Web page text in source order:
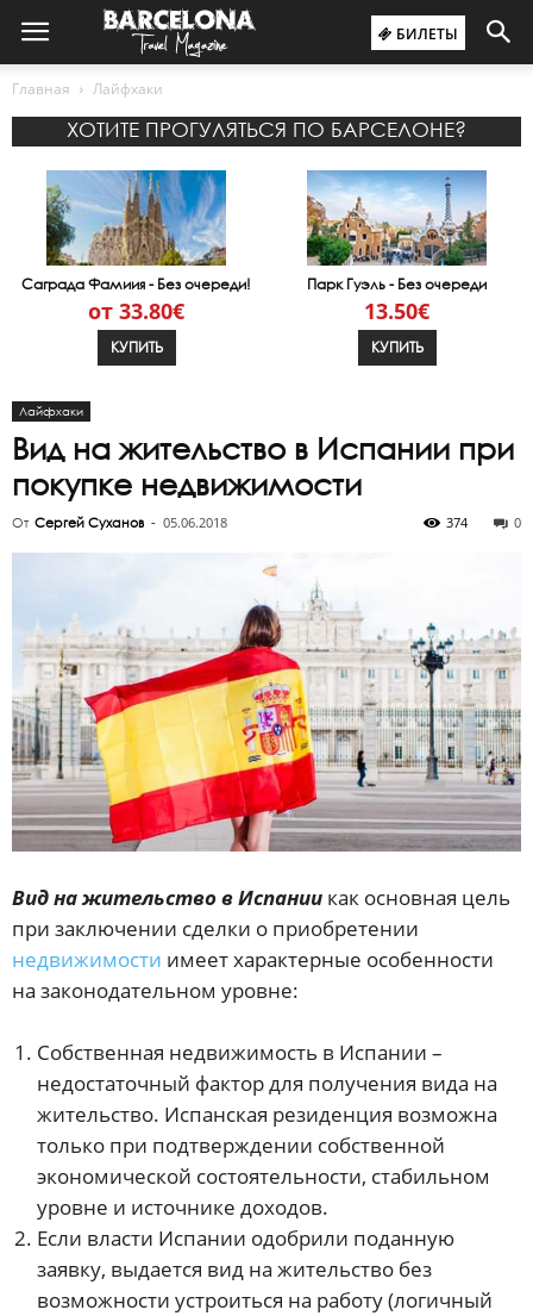
БИЛЕТЫ
Главная Лайфхаки
ХОТИТЕ ПРОГУЛЯТЬСЯ ПО БАРСЕЛОНЕ?
Саграда Фамиия - Без очереди!
от 33.80€
КУПИТЬ
Парк Гуэль - Без очереди
13.50€
КУПИТЬ
Лайфхаки
Вид на жительство в Испании при
покупке недвижимости
От Сергей Суханов - 05.06.2018 0
374
Вид на жительство в Испании как основная цель
при заключении сделки о приобретении
недвижимости имеет характерные особенности
на законодательном уровне:
Собственная недвижимость в Испании –
недостаточный фактор для получения вида на
жительство. Испанская резиденция возможна
только при подтверждении собственной
экономической состоятельности, стабильном
уровне и источнике доходов.
Если власти Испании одобрили поданную
заявку, выдается вид на жительство без
возможности устроиться на работу (логичный